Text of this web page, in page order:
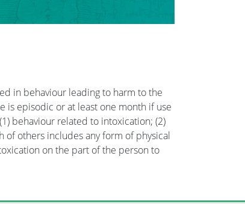
in behaviour leading to harm to the
is episodic or at least one month if use
behaviour related to intoxication; (2)
of others includes any form of physical
on the part of the person to